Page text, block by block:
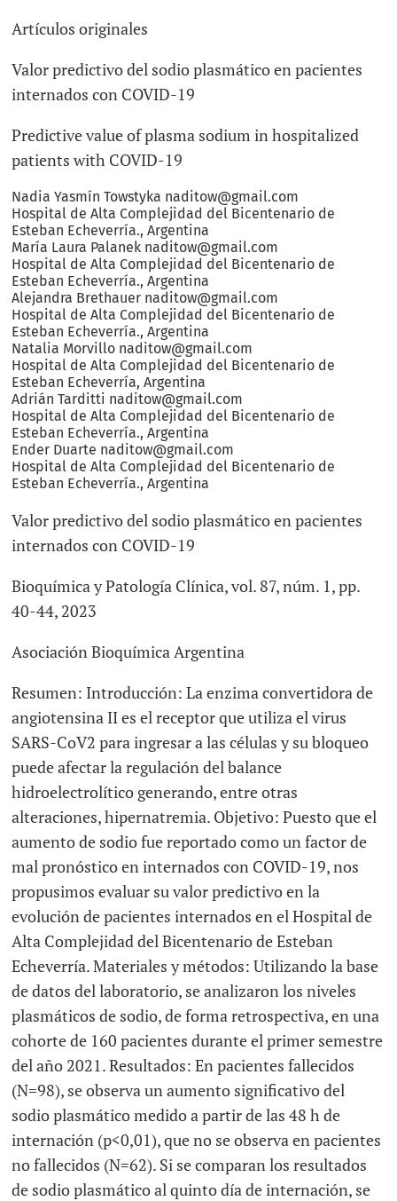
Artículos originales
Valor predictivo del sodio plasmático en pacientes
internados con COVID-19
Predictive value of plasma sodium in hospitalized
patients with COVID-19
Nadia Yasmín Towstyka naditow@gmail.com
Hospital de Alta Complejidad del Bicentenario de
Esteban Echeverría., Argentina
María Laura Palanek naditow@gmail.com
Hospital de Alta Complejidad del Bicentenario de
Esteban Echeverría., Argentina
Alejandra Brethauer naditow@gmail.com
Hospital de Alta Complejidad del Bicentenario de
Esteban Echeverría., Argentina
Natalia Morvillo naditow@gmail.com
Hospital de Alta Complejidad del Bicentenario de
Esteban Echeverría, Argentina
Adrián Tarditti naditow@gmail.com
Hospital de Alta Complejidad del Bicentenario de
Esteban Echeverría., Argentina
Ender Duarte naditow@gmail.com
Hospital de Alta Complejidad del Bicentenario de
Esteban Echeverría., Argentina
Valor predictivo del sodio plasmático en pacientes
internados con COVID-19
Bioquímica y Patología Clínica, vol. 87, núm. 1, pp.
40-44, 2023
Asociación Bioquímica Argentina
Resumen: Introducción: La enzima convertidora de
angiotensina II es el receptor que utiliza el virus
SARS-CoV2 para ingresar a las células y su bloqueo
puede afectar la regulación del balance
hidroelectrolítico generando, entre otras
alteraciones, hipernatremia. Objetivo: Puesto que el
aumento de sodio fue reportado como un factor de
mal pronóstico en internados con COVID-19, nos
propusimos evaluar su valor predictivo en la
evolución de pacientes internados en el Hospital de
Alta Complejidad del Bicentenario de Esteban
Echeverría. Materiales y métodos: Utilizando la base
de datos del laboratorio, se analizaron los niveles
plasmáticos de sodio, de forma retrospectiva, en una
cohorte de 160 pacientes durante el primer semestre
del año 2021. Resultados: En pacientes fallecidos
(N=98), se observa un aumento significativo del
sodio plasmático medido a partir de las 48 h de
internación (p<0,01), que no se observa en pacientes
no fallecidos (N=62). Si se comparan los resultados
de sodio plasmático al quinto día de internación, se